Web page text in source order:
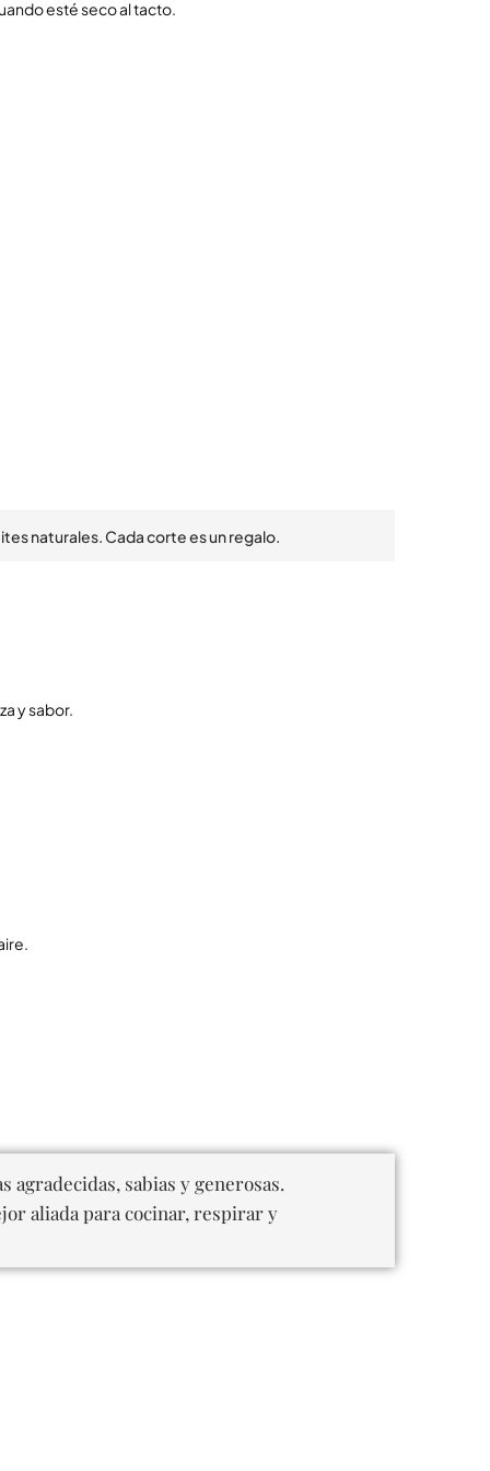
esté seco al tacto.
naturales. Cada corte es un regalo.
y sabor.
agradecidas, sabias y generosas.
aliada para cocinar, respirar y